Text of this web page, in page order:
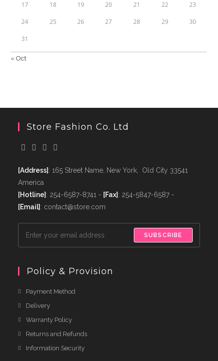
17 18 19 20 21 22 23
24 25 26 27 28 29 30
31
« Oct
Store Fashion Co. Ltd
[Address] : 165 Street Name, New York, Old City 33541
America
[Hotline] : 254-6587-8741 - [Fax] : 254-5847-6587 -
[Email] : contact@store.com
SUBSCRIBE
Policy & Provision
Payment Method
Delivery
Warranty Policy
Returns and Refunds
Information Security